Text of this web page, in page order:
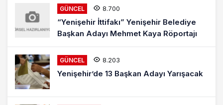
GÜNCEL 8.700
“Yenişehir İttifakı” Yenişehir Belediye
Başkan Adayı Mehmet Kaya Röportajı
GÜNCEL 8.203
Yenişehir’de 13 Başkan Adayı Yarışacak